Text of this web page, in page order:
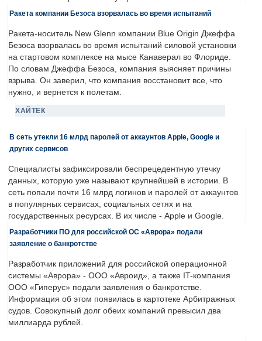
Ракета компании Безоса взорвалась во время испытаний
Ракета-носитель New Glenn компании Blue Origin Джеффа
Безоса взорвалась во время испытаний силовой установки
на стартовом комплексе на мысе Канаверал во Флориде.
По словам Джеффа Безоса, компания выясняет причины
взрыва. Он заверил, что компания восстановит все, что
нужно, и вернется к полетам.
ХАЙТЕК
В сеть утекли 16 млрд паролей от аккаунтов Apple, Google и
других сервисов
Специалисты зафиксировали беспрецедентную утечку
данных, которую уже называют крупнейшей в истории. В
сеть попали почти 16 млрд логинов и паролей от аккаунтов
в популярных сервисах, социальных сетях и на
государственных ресурсах. В их числе - Apple и Google.
Разработчики ПО для российской ОС «Аврора» подали
заявление о банкротстве
Разработчик приложений для российской операционной
системы «Аврора» - ООО «Авроид», а также IT-компания
ООО «Гиперус» подали заявления о банкротстве.
Информация об этом появилась в картотеке Арбитражных
судов. Совокупный долг обеих компаний превысил два
миллиарда рублей.